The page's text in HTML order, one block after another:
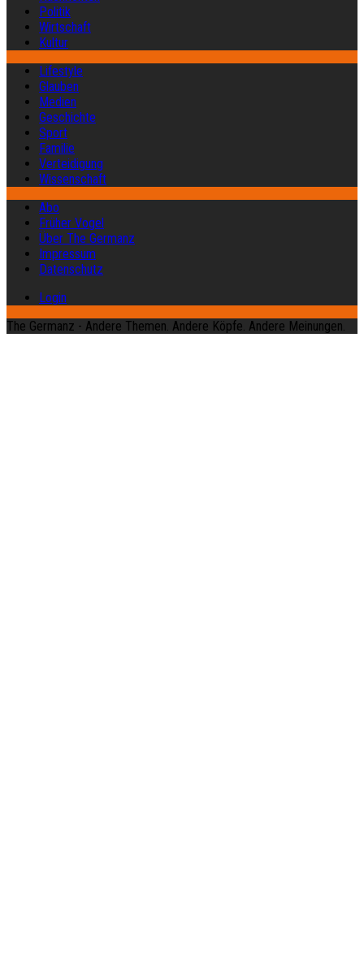
Politik
Wirtschaft
Kultur
Lifestyle
Glauben
Medien
Geschichte
Sport
Familie
Verteidigung
Wissenschaft
Abo
Früher Vogel
Über The Germanz
Impressum
Datenschutz
Login
The Germanz - Andere Themen. Andere Köpfe. Andere Meinungen.